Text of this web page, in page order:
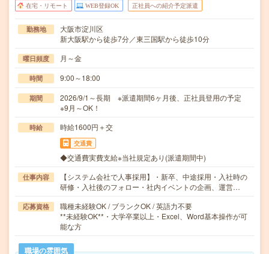
在宅・リモート WEB登録OK 正社員への紹介予定派遣
勤務地
大阪市淀川区
新大阪駅から徒歩7分／東三国駅から徒歩10分
曜日頻度 月～金
時間 9:00～18:00
期間
2026/9/1～長期 ※派遣期間6ヶ月後、正社員登用の予定
※9月～OK！
時給 時給1600円＋交
交通費
◆交通費実費支給※当社規定あり(派遣期間中)
仕事内容
【システム会社で人事採用】・新卒、中途採用・入社時の
研修・入社後のフォロー・社内イベントの企画、運営…
応募資格
職種未経験OK / ブランクOK / 英語力不要
**未経験OK**・大学卒業以上・Excel、Word基本操作が可
能な方
職場の雰囲気